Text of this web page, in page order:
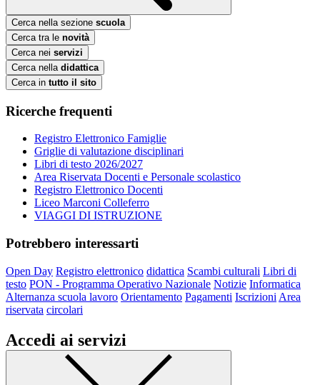
Cerca nella sezione scuola
Cerca tra le novità
Cerca nei servizi
Cerca nella didattica
Cerca in tutto il sito
Ricerche frequenti
Registro Elettronico Famiglie
Griglie di valutazione disciplinari
Libri di testo 2026/2027
Area Riservata Docenti e Personale scolastico
Registro Elettronico Docenti
Liceo Marconi Colleferro
VIAGGI DI ISTRUZIONE
Potrebbero interessarti
Open Day Registro elettronico didattica Scambi culturali Libri di
testo PON - Programma Operativo Nazionale Notizie Informatica
Alternanza scuola lavoro Orientamento Pagamenti Iscrizioni Area
riservata circolari
Accedi ai servizi